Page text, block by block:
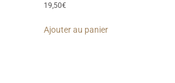
19,50€
Ajouter au panier